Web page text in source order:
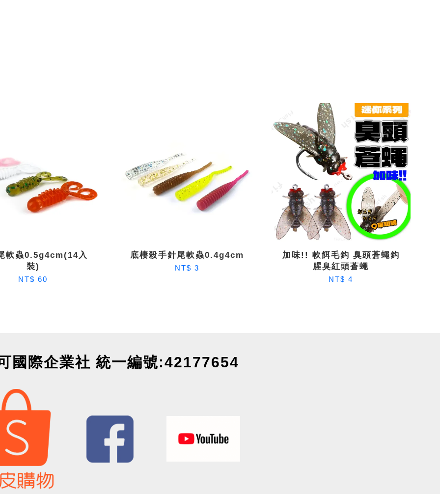
軟蟲0.5g4cm(14入
裝)
NT$ 60
底棲殺手針尾軟蟲0.4g4cm
NT$ 3
加味!! 軟餌毛鈎 臭頭蒼蠅鈎
腥臭紅頭蒼蠅
NT$ 4
國際企業社 統一編號:42177654